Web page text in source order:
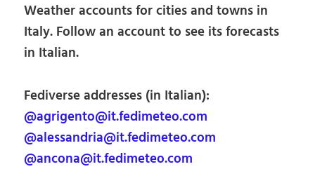
Weather accounts for cities and towns in
Italy. Follow an account to see its forecasts
in Italian.
Fediverse addresses (in Italian):
@agrigento@it.fedimeteo.com
@alessandria@it.fedimeteo.com
@ancona@it.fedimeteo.com